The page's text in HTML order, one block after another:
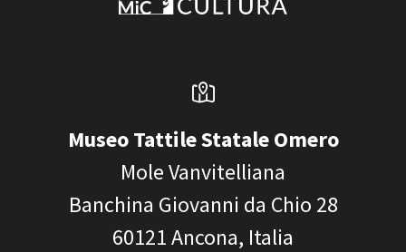
Museo Tattile Statale Omero
Mole Vanvitelliana
Banchina Giovanni da Chio 28
60121Ancona, Italia